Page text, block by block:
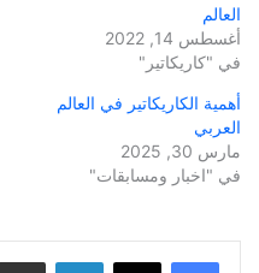
العالم
أغسطس 14, 2022
في "كاريكاتير"
أهمية الكاريكاتير في العالم
العربي
مارس 30, 2025
في "اخبار ومسابقات"
لينكدإن